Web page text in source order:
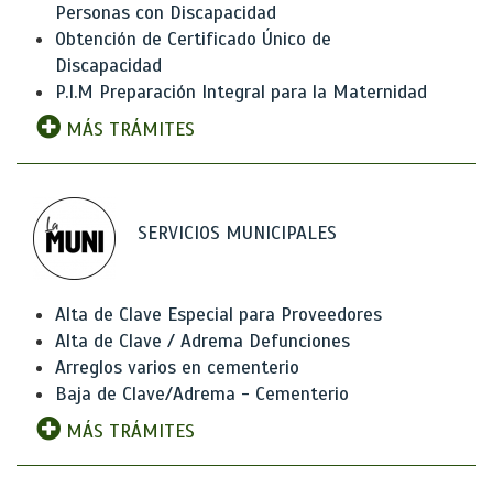
Personas con Discapacidad
Obtención de Certificado Único de
Discapacidad
P.I.M Preparación Integral para la Maternidad
MÁS TRÁMITES
SERVICIOS MUNICIPALES
Alta de Clave Especial para Proveedores
Alta de Clave / Adrema Defunciones
Arreglos varios en cementerio
Baja de Clave/Adrema - Cementerio
MÁS TRÁMITES